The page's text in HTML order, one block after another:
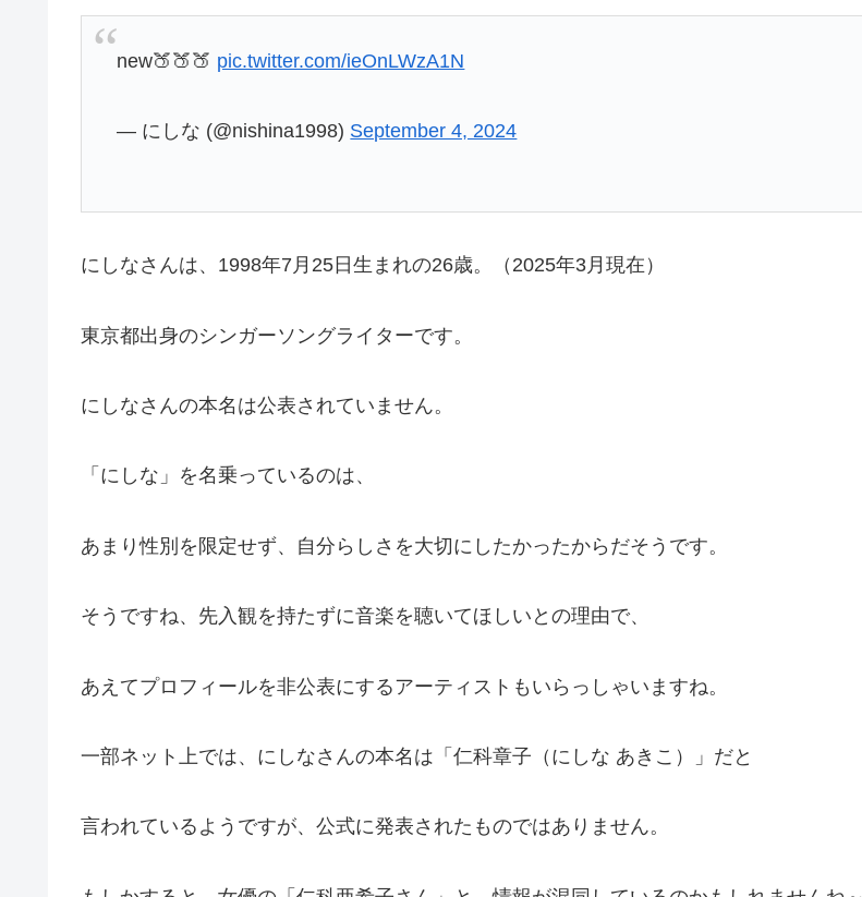
new🍑🍑🍑 pic.twitter.com/ieOnLWzA1N
— にしな (@nishina1998) September 4, 2024
にしなさんは、1998年7月25日生まれの26歳。（2025年3月現在）
東京都出身のシンガーソングライターです。
にしなさんの本名は公表されていません。
「にしな」を名乗っているのは、
あまり性別を限定せず、自分らしさを大切にしたかったからだそうです。
そうですね、先入観を持たずに音楽を聴いてほしいとの理由で、
あえてプロフィールを非公表にするアーティストもいらっしゃいますね。
一部ネット上では、にしなさんの本名は「仁科章子（にしな あきこ）」だと
言われているようですが、公式に発表されたものではありません。